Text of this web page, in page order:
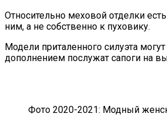
Относительно меховой отделки
ним, а не собственно к пуховику.
Модели приталенного силуэта
дополнением послужат сапоги на
Фото 2020-2021: Модный